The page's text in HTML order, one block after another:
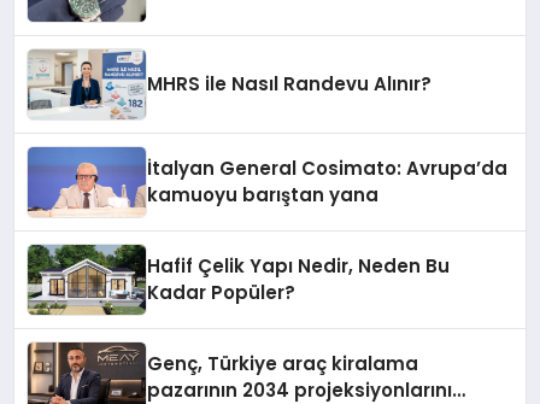
MHRS ile Nasıl Randevu Alınır?
İtalyan General Cosimato: Avrupa’da
kamuoyu barıştan yana
Hafif Çelik Yapı Nedir, Neden Bu
Kadar Popüler?
Genç, Türkiye araç kiralama
pazarının 2034 projeksiyonlarını